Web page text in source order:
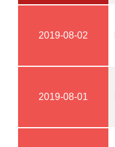
2019-08-02
2019-08-01